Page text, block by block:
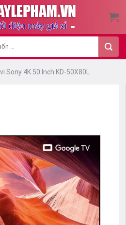
Sony 4K 50 Inch KD-50X80L